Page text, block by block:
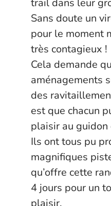
trail dans leur
Sans doute un
pour le moment
très contagieux !
Cela demande
aménagements
des
est que chacun
plaisir au guidon
Ils ont tous pu
magnifiques
qu’offre cette
4 jours pour un
plaisir.